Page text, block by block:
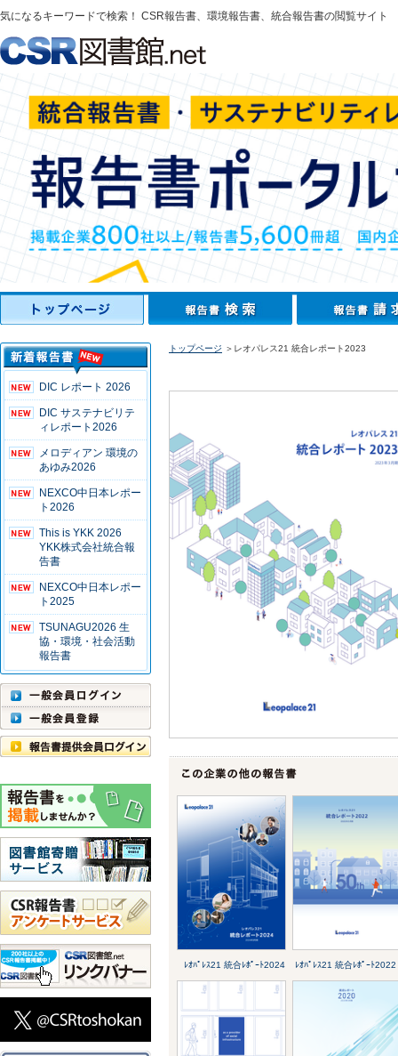
気になるキーワードで検索！ CSR報告書、環境報告書、統合報告書の閲覧サイト
DIC レポート 2026
DIC サステナビリテ
ィレポート2026
メロディアン 環境の
あゆみ2026
NEXCO中日本レポー
ト2026
This is YKK 2026
YKK株式会社統合報
告書
NEXCO中日本レポー
ト2025
TSUNAGU2026 生
協・環境・社会活動
報告書
トップページ ＞レオパレス21 統合レポート2023
ﾚｵﾊﾟﾚｽ21 統合ﾚﾎﾟｰﾄ2024 ﾚｵﾊﾟﾚｽ21 統合ﾚﾎﾟｰﾄ2022